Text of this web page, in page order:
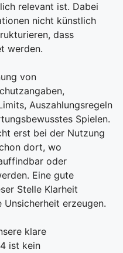
relevant ist. Dabei
nicht künstlich
dass
werden.
von
Auszahlungsregeln
Spielen.
erst bei der Nutzung
dort, wo
oder
Eine gute
Stelle Klarheit
erzeugen.
klare
ist kein